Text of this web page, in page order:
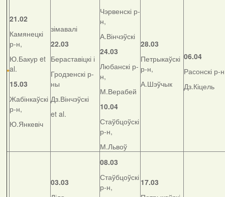
21.02
Камянецкі
р-н,
Ю.Бакур et
al.
15.03
Жабінкаўскі
р-н,
Ю.Янкевіч
зімавалі
22.03
Бераставіцкі і
Гродзенскі р-
ны
Дз.Вінчэўскі
et al.
Чэрвенскі р-
н,
А.Вінчэўскі
24.03
Любанскі р-
н,
М.Верабей
10.04
Стаўбцоўскі
р-н,
М.Львоў
28.03
Петрыкаўскі
р-н,
А.Шэўчык
06.04
Расонскі р-
Дз.Кіцель
03.03
08.03
Стаўбцоўскі
р-н,
17.03